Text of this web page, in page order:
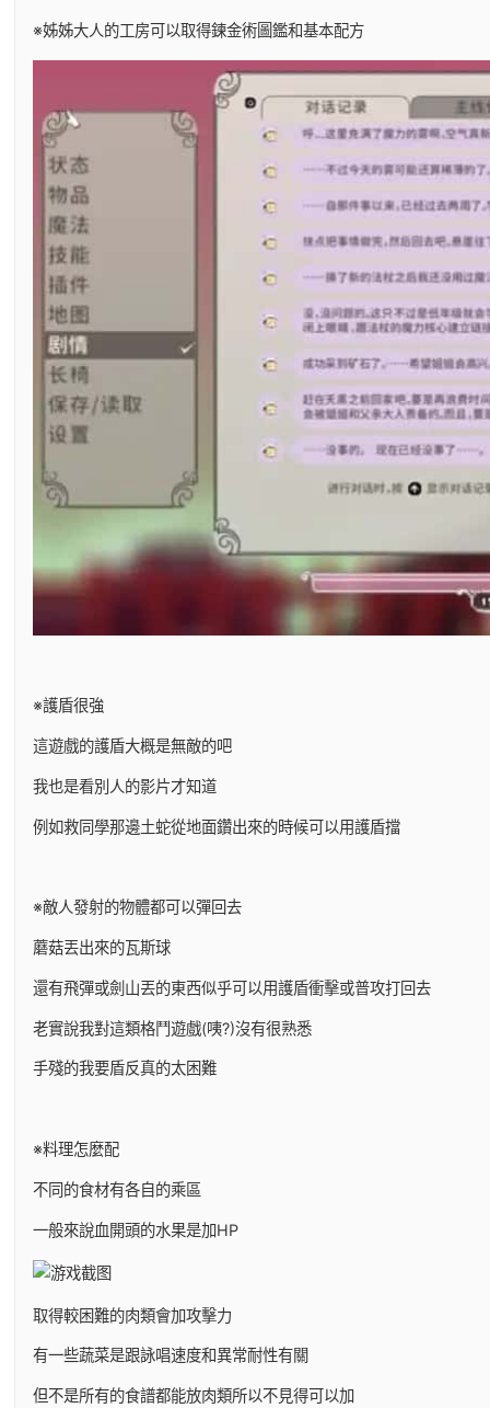
※姊姊大人的工房可以取得鍊金術圖鑑和基本配方
※護盾很強
這遊戲的護盾大概是無敵的吧
我也是看別人的影片才知道
例如救同學那邊土蛇從地面鑽出來的時候可以用護盾擋
※敵人發射的物體都可以彈回去
蘑菇丟出來的瓦斯球
還有飛彈或劍山丟的東西似乎可以用護盾衝擊或普攻打回去
老實說我對這類格鬥遊戲(咦?)沒有很熟悉
手殘的我要盾反真的太困難
※料理怎麼配
不同的食材有各自的乘區
一般來說血開頭的水果是加HP
取得較困難的肉類會加攻擊力
有一些蔬菜是跟詠唱速度和異常耐性有關
但不是所有的食譜都能放肉類所以不見得可以加